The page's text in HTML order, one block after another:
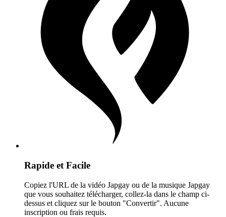
Rapide et Facile
Copiez l'URL de la vidéo Japgay ou de la musique Japgay
que vous souhaitez télécharger, collez-la dans le champ ci-
dessus et cliquez sur le bouton "Convertir". Aucune
inscription ou frais requis.